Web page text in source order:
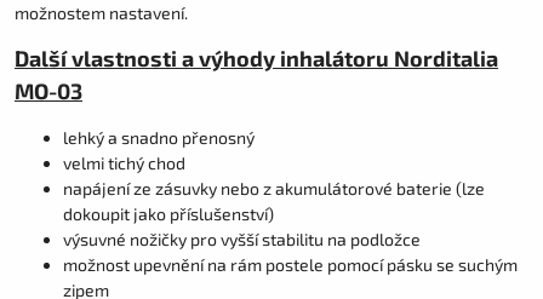
možnostem nastavení.
Další vlastnosti a výhody inhalátoru Norditalia
MO-03
lehký a snadno přenosný
velmi tichý chod
napájení ze zásuvky nebo z akumulátorové baterie (lze
dokoupit jako příslušenství)
výsuvné nožičky pro vyšší stabilitu na podložce
možnost upevnění na rám postele pomocí pásku se suchým
zipem